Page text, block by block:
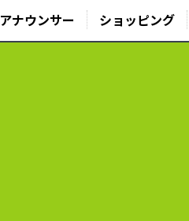
アナウンサー ショッピング